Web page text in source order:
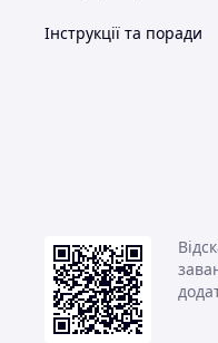
Інструкції та поради